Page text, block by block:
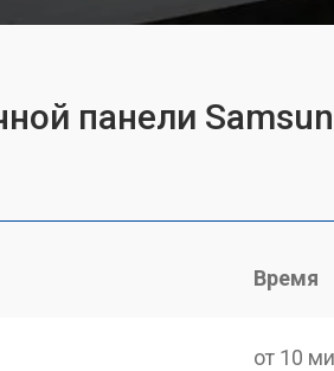
панели
Время
от 10